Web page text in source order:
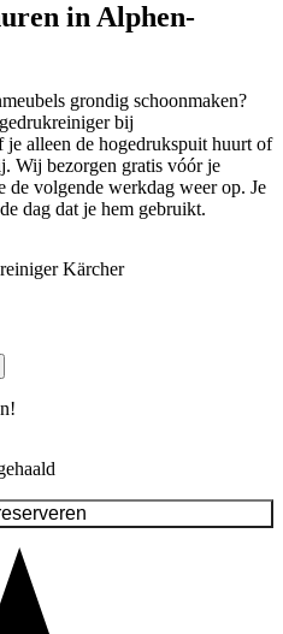
in Alphen-
grondig schoonmaken?
bij
alleen de hogedrukspuit huurt of
Wij bezorgen gratis vóór je
de volgende werkdag weer op. Je
dag dat je hem gebruikt.
Kärcher